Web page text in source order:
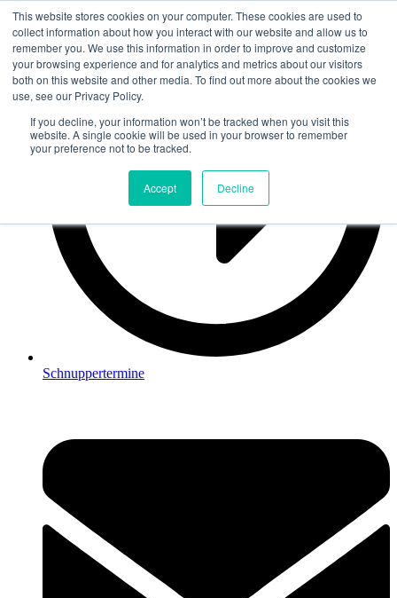
This website stores cookies on your computer. These cookies are used to
collect information about how you interact with our website and allow us to
remember you. We use this information in order to improve and customize
your browsing experience and for analytics and metrics about our visitors
both on this website and other media. To find out more about the cookies we
use, see our Privacy Policy.
If you decline, your information won’t be tracked when you visit this
website. A single cookie will be used in your browser to remember
your preference not to be tracked.
Accept Decline
Zum
Inhalt
springen
Schnuppertermine